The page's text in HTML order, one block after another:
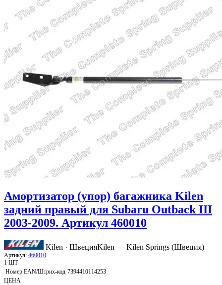
Амортизатор (упор) багажника Kilen
задний правый для Subaru Outback III
2003-2009. Артикул 460010
Kilen · ШвецияKilen — Kilen Springs (Швеция)
Артикул: 460010
1 ШТ
Номер EAN/Штрих-код 7394410114253
ЦЕНА